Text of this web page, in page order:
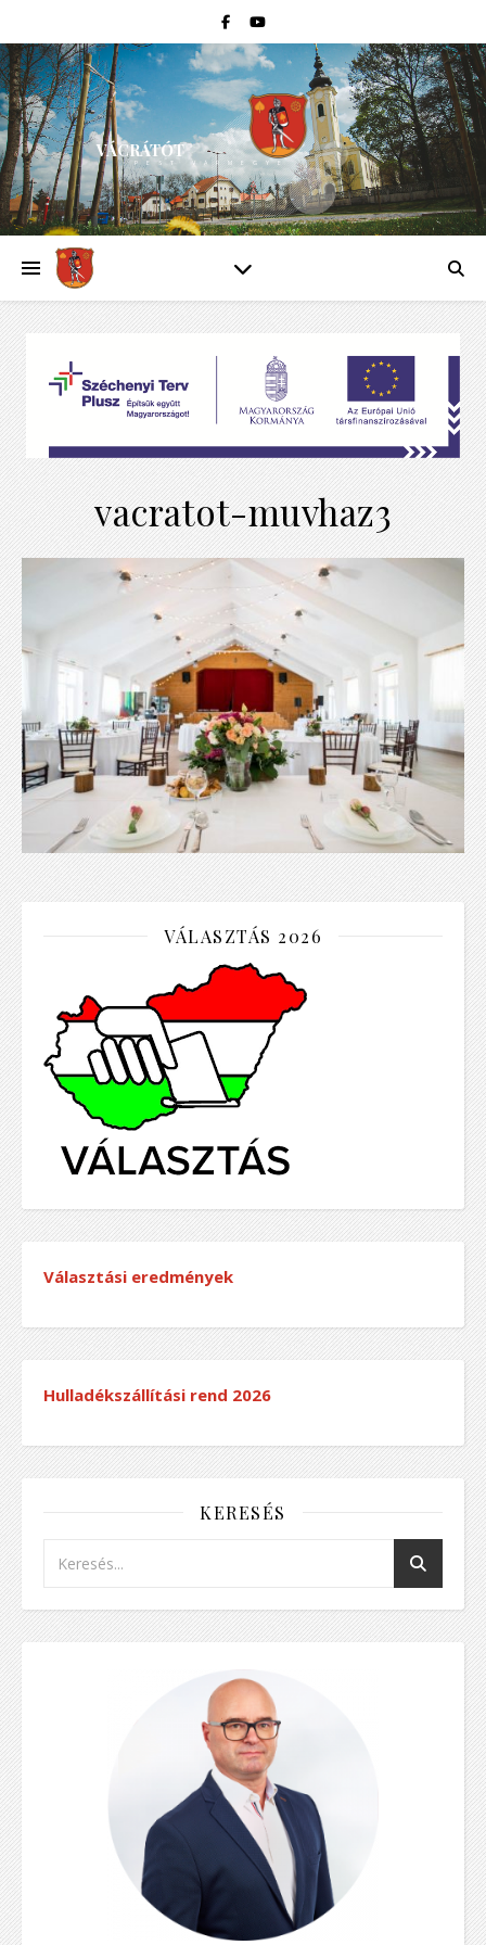
VÁCRÁTÓT
PEST VÁRMEGYE
vacratot-muvhaz3
VÁLASZTÁS 2026
Választási eredmények
Hulladékszállítási rend 2026
KERESÉS